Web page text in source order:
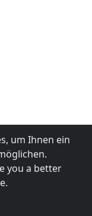
um Ihnen ein
you a better